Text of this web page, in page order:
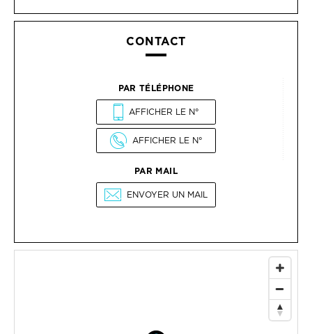
CONTACT
PAR TÉLÉPHONE
AFFICHER LE N°
AFFICHER LE N°
PAR MAIL
ENVOYER UN MAIL